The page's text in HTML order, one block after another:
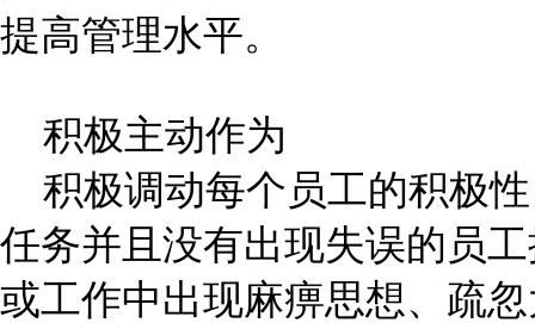
提高管理水平。
积极主动作为
积极调动每个员工的积极
任务并且没有出现失误的员
或工作中出现麻痹思想、疏